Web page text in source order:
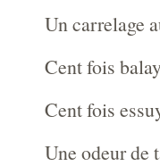
Un carrelage
Cent fois
Cent fois
Une odeur de